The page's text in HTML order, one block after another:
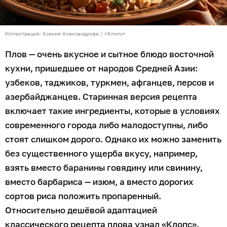
Иллюстрация: Ксения Александрова / «Клопс»
Плов — очень вкусное и сытное блюдо восточной
кухни, пришедшее от народов Средней Азии:
узбеков, таджиков, туркмен, афганцев, персов и
азербайджанцев. Старинная версия рецепта
включает такие ингредиенты, которые в условиях
современного города либо малодоступны, либо
стоят слишком дорого. Однако их можно заменить
без существенного ущерба вкусу, например,
взять вместо баранины говядину или свинину,
вместо барбариса — изюм, а вместо дорогих
сортов риса положить пропаренный.
Относительно дешёвой адаптацией
классического рецепта плова узнал «Клопс».